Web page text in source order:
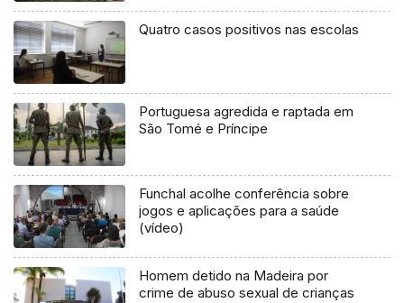
Quatro casos positivos nas escolas
Portuguesa agredida e raptada em
São Tomé e Príncipe
Funchal acolhe conferência sobre
jogos e aplicações para a saúde
(vídeo)
Homem detido na Madeira por
crime de abuso sexual de crianças